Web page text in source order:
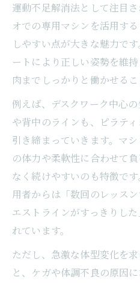
運動不足解消法として注目
オでの専用マシンを活用す
しやすい点が大きな魅力で
ートにより正しい姿勢を維
肉までしっかりと働かせるこ
例えば、デスクワーク中心
や背中のラインも、ピラテ
引き締まっていきます。マ
の体力や柔軟性に合わせて
なく続けやすいのも特徴で
用者からは「数回のレッス
エストラインがすっきりし
れています。
ただし、急激な体型変化を
と、ケガや体調不良の原因